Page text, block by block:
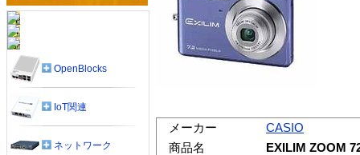
メーカー
CASIO
商品名
EXILIM ZOOM
OpenBlocks
IoT関連
ネットワーク